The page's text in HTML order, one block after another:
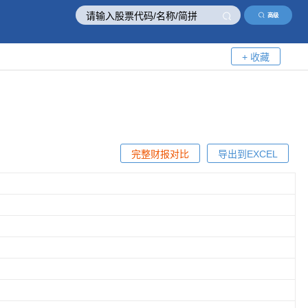
高级
+ 收藏
导出到EXCEL
完整财报对比